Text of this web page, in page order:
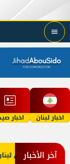
اخبار لبنان اخبار
آخر الأخبار
مخدّرات من لبنان